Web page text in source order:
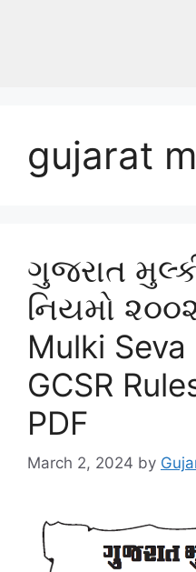
gujarat
ગુજરાત
નિયમો
Mulki
GCSR
PDF
March 2, 2024 by